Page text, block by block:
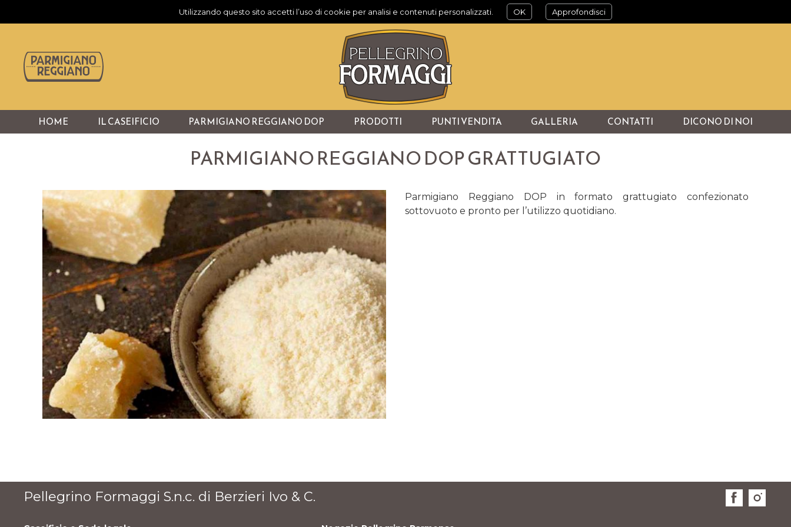
Utilizzando questo sito accetti l’uso di cookie per analisi e contenuti personalizzati. OK Approfondisci
HOME IL CASEIFICIO PARMIGIANO REGGIANO DOP PRODOTTI PUNTI VENDITA GALLERIA CONTATTI DICONO DI NOI
PARMIGIANO REGGIANO DOP GRATTUGIATO
Parmigiano Reggiano DOP in formato grattugiato confezionato
sottovuoto e pronto per l’utilizzo quotidiano.
Pellegrino Formaggi S.n.c. di Berzieri Ivo & C.